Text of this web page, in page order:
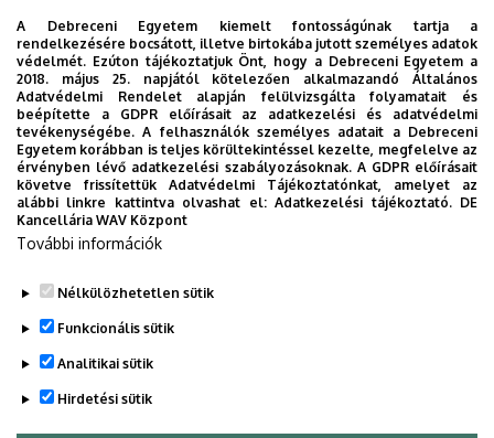
A keresés a következőkre működik: Név, Munkahely (szervezeti egység),
Beosztás, Munkakör, Mellék
Szervezetek
Nincs találat.
Dolgozói adatmódosítás igénylése a DE
telefonkönyvében
A Debreceni Egyetem kiemelt fontosságúnak tartja a
rendelkezésére bocsátott, illetve birtokába jutott személyes adatok
védelmét. Ezúton tájékoztatjuk Önt, hogy a Debreceni Egyetem a
2018. május 25. napjától kötelezően alkalmazandó Általános
Adatvédelmi Rendelet alapján felülvizsgálta folyamatait és
beépítette a GDPR előírásait az adatkezelési és adatvédelmi
tevékenységébe. A felhasználók személyes adatait a Debreceni
Egyetem korábban is teljes körültekintéssel kezelte, megfelelve az
érvényben lévő adatkezelési szabályozásoknak. A GDPR előírásait
követve frissítettük Adatvédelmi Tájékoztatónkat, amelyet az
alábbi linkre kattintva olvashat el:Adatkezelési tájékoztató. DE
Kancellária WAV Központ
További információk
Nélkülözhetetlen sütik
Funkcionális sütik
Analitikai sütik
Hirdetési sütik